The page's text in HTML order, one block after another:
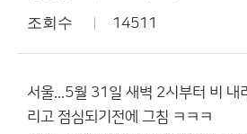
조회수 14511
서울...5월 31일 새벽 2시부터 비 내
리고 점심되기전에 그침 ㅋㅋㅋ